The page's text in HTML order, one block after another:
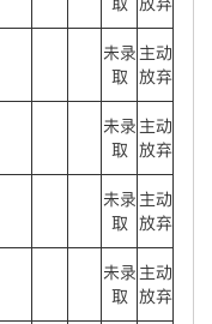
未录
取
主动
放弃
未录
取
主动
放弃
未录
取
主动
放弃
未录
取
主动
放弃